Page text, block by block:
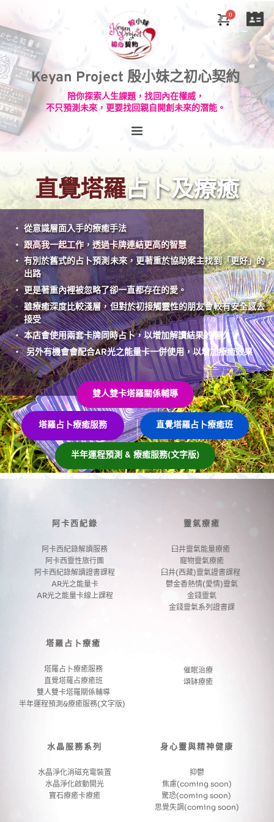
Keyan Project 殷小妹之初心契約
陪你探索人生課題，找回內在權威，
不只預測未來，更要找回親自開創未來的潛能。
直覺塔羅占卜及療癒
從意識層面入手的療癒手法
跟高我一起工作，透過卡牌連結更高的智慧
有別於舊式的占卜預測未來，更著重於協助案主找到「更好」的
出路
更是著重內裡被忽略了卻一直都存在的愛。
雖療癒深度比較淺層，但對於初接觸靈性的朋友會較有安全感去
接受
本店會使用兩套卡牌同時占卜，以增加解讀結果的層次
另外有機會會配合AR光之能量卡一併使用，以增加療癒效果
半年運程預測 & 療癒服務(文字版)
雙人雙卡塔羅關係輔導
塔羅占卜療癒服務 ​直覺塔羅占卜療癒班
阿卡西紀錄
阿卡西紀錄解讀服務
阿卡西靈性旅行團
阿卡西紀錄解讀證書課程
AR光之能量卡
AR光之能量卡線上課程
靈氣療癒
臼井靈氣能量療癒
寵物靈氣療癒
臼井(西藏)靈氣證書課程
鬱金香熱情(愛情)靈氣
金錢靈氣
金錢靈氣系列證書課
塔羅占卜療癒
塔羅占卜療癒服務
直覺塔羅占療癒班
雙人雙卡塔羅關係輔導
半年運程預測&療癒服務(文字版)
催眠治療
頌缽療癒
水晶服務系列
水晶淨化消磁充電裝置
水晶淨化啟動開光
寶石療癒卡療癒
身心靈與精神健康
抑鬱
焦慮(coming soon)
驚恐(coming soon)
思覺失調(coming soon)